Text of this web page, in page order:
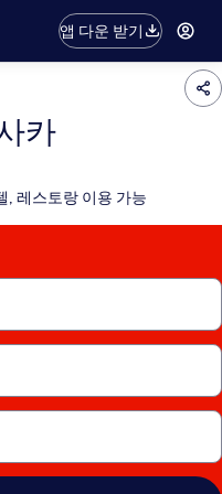
앱 다운 받기
카
, 레스토랑 이용 가능